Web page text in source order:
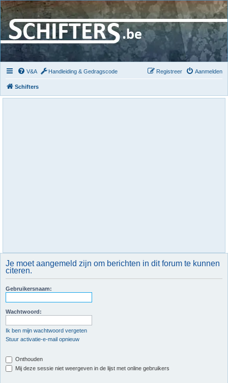
V&A Handleiding & Gedragscode Aanmelden
Registreer
Schifters
Je moet aangemeld zijn om berichten in dit forum te kunnen
citeren.
Gebruikersnaam:
Wachtwoord:
Ik ben mijn wachtwoord vergeten
Stuur activatie-e-mail opnieuw
Onthouden
Mij deze sessie niet weergeven in de lijst met online gebruikers